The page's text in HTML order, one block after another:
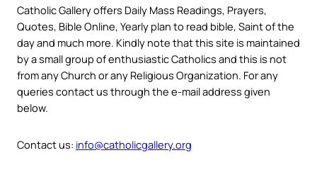
Catholic Gallery offers Daily Mass Readings, Prayers,
Quotes, Bible Online, Yearly plan to read bible, Saint of the
day and much more. Kindly note that this site is maintained
by a small group of enthusiastic Catholics and this is not
from any Church or any Religious Organization. For any
queries contact us through the e-mail address given
below.
Contact us: info@catholicgallery.org